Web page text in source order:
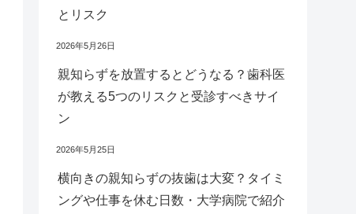
とリスク
2026年5月26日
親知らずを放置するとどうなる？歯科医
が教える5つのリスクと受診すべきサイ
ン
2026年5月25日
横向きの親知らずの抜歯は大変？タイミ
ングや仕事を休む日数・大学病院で紹介